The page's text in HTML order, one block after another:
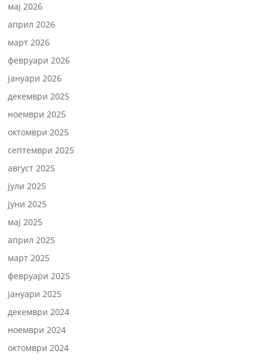
мај 2026
април 2026
март 2026
февруари 2026
јануари 2026
декември 2025
ноември 2025
октомври 2025
септември 2025
август 2025
јули 2025
јуни 2025
мај 2025
април 2025
март 2025
февруари 2025
јануари 2025
декември 2024
ноември 2024
октомври 2024